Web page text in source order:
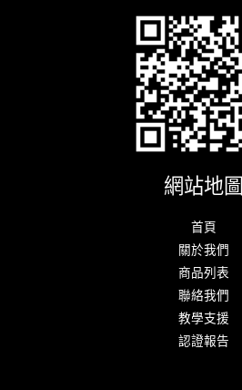
網站地圖
首頁
關於我們
商品列表
聯絡我們
教學支援
認證報告